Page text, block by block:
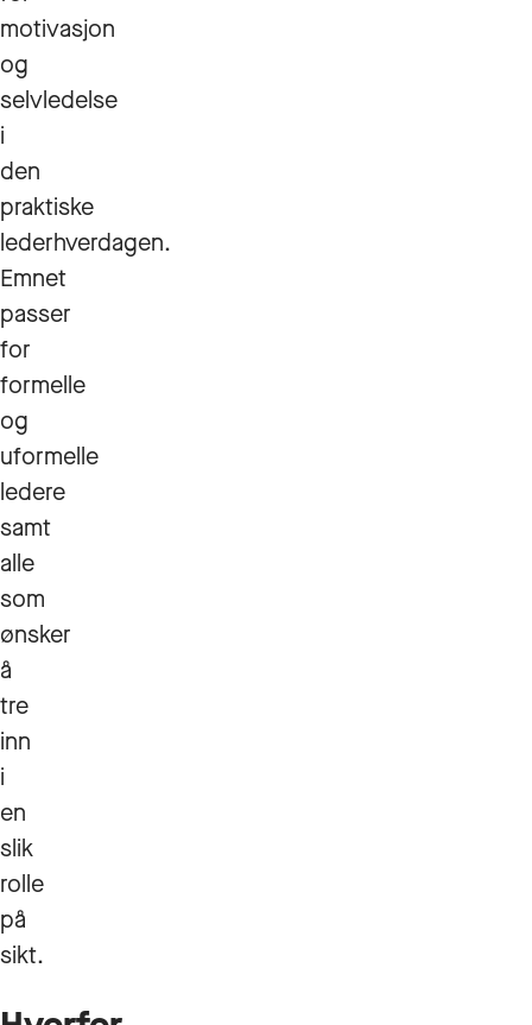
motivasjon
og
selvledelse
i
den
praktiske
lederhverdagen.
Emnet
passer
for
formelle
og
uformelle
ledere
samt
alle
som
ønsker
å
tre
inn
i
en
slik
rolle
på
sikt.